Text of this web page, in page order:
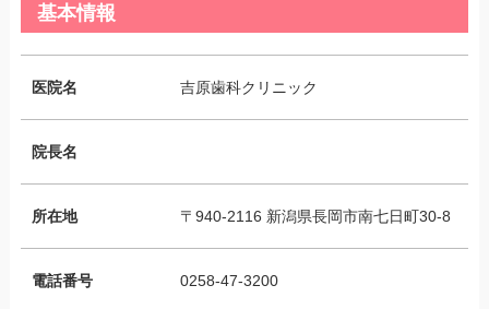
基本情報
医院名 吉原歯科クリニック
院長名
所在地 〒940-2116 新潟県長岡市南七日町30-8
電話番号 0258-47-3200